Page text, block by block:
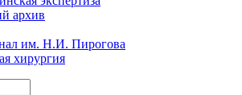
архив
им. Н.И. Пирогова
хирургия